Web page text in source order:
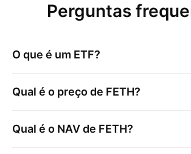
Perguntas
O que é um ETF?
Qual é o preço de FETH?
Qual é o NAV de FETH?